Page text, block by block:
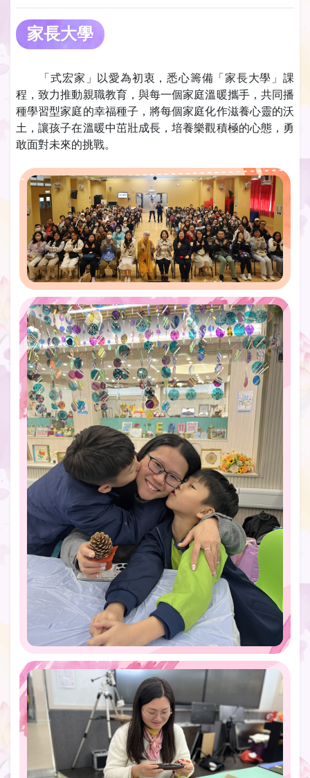
家長大學
「式宏家」以愛為初衷，悉心籌備「家長大學」課
程，致力推動親職教育，與每一個家庭溫暖攜手，共同播
種學習型家庭的幸福種子，將每個家庭化作滋養心靈的沃
土，讓孩子在溫暖中茁壯成長，培養樂觀積極的心態，勇
敢面對未來的挑戰。